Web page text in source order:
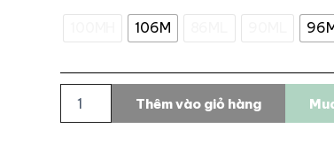
106M
lure
Daiwa
Thêm vào giỏ hàng